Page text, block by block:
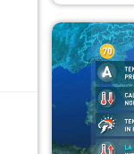
giorni,